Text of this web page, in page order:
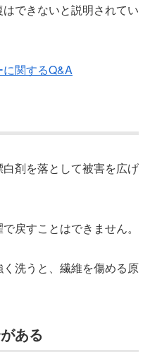
できないと説明されてい
関するQ&A
剤を落として被害を広げ
戻すことはできません。
く洗うと、繊維を傷める原
ある